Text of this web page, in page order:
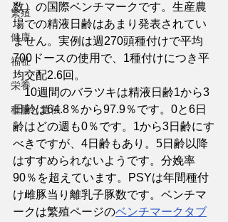
繁殖
健康
福祉
栄養
種豚と遺伝
数）の国際ベンチマークです。生産農
場での精液日齢はあまり発表されてい
ません。実例は週270頭種付けで平均
700ドースの使用で、1種付けにつき平
均交配2.6回。
10週間のバラツキは精液日齢1から3
日齢は64.8％から97.9％です。0と6日
齢はどの週も0％です。1から3日齢にす
べきですが、4日齢もあり。5日齢以降
はすすめられないようです。分娩率
90％を超えています。PSYは年間種付
け雌豚当り離乳子豚数です。ベンチマ
ークは繁殖ページのベンチマークタブ